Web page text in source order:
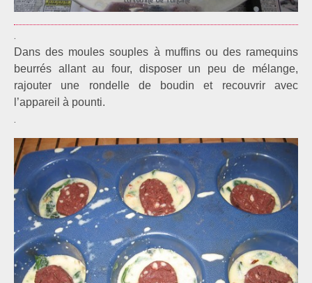
.
Dans des moules souples à muffins ou des ramequins
beurrés allant au four, disposer un peu de mélange,
rajouter une rondelle de boudin et recouvrir avec
l’appareil à pounti.
.